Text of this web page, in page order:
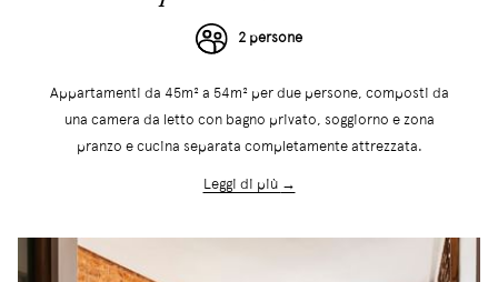
2 persone
Appartamenti da 45m² a 54m² per due persone, composti da
una camera da letto con bagno privato, soggiorno e zona
pranzo e cucina separata completamente attrezzata.
Leggi di più